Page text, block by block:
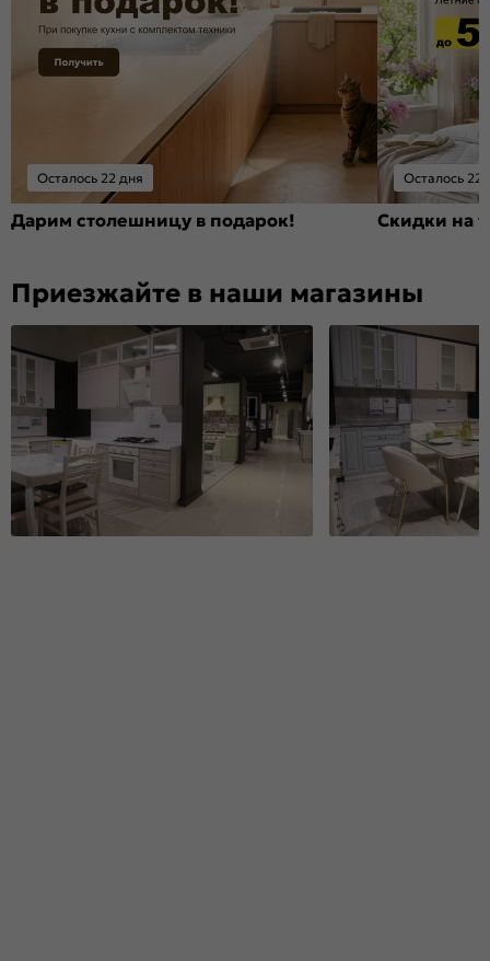
Осталось 22 дня
Дарим столешницу в подарок!
Осталось 22
Скидки на
Приезжайте в наши магазины